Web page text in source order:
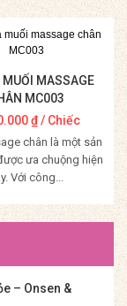
Mua Hàng
MASSAGE
MC003
₫/ Chiếc
chân là một sản
ưa chuộng hiện
Với công...
Mua Hàng
– Onsen &